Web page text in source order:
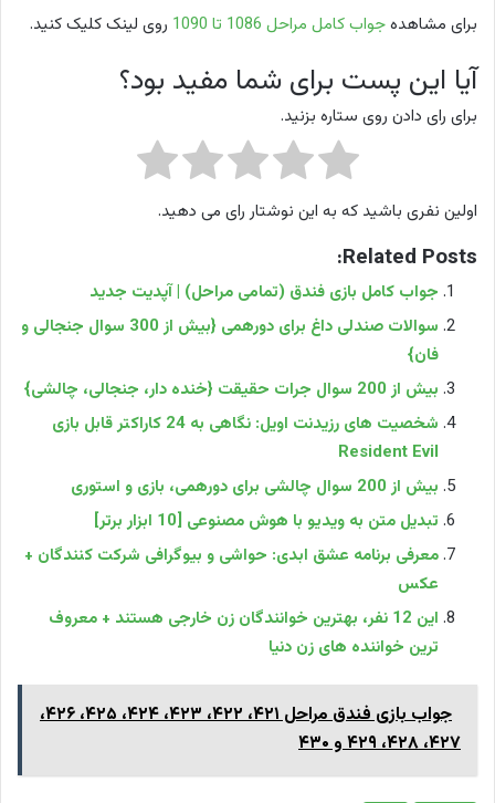
برای مشاهدهجواب کامل مراحل 1086 تا 1090 روی لینک کلیک کنید.
آیا این پست برای شما مفید بود؟
برای رای دادن روی ستاره بزنید.
اولین نفری باشید که به این نوشتار رای می دهید.
Related Posts:
جواب کامل بازی فندق (تمامی مراحل) | آپدیت جدید
سوالات صندلی داغ برای دورهمی {بیش از 300 سوال جنجالی و
فان}
بیش از 200 سوال جرات حقیقت {خنده دار، جنجالی، چالشی}
شخصیت های رزیدنت اویل: نگاهی به 24 کاراکتر قابل بازی
Resident Evil
بیش از 200 سوال چالشی برای دورهمی، بازی و استوری
تبدیل متن به ویدیو با هوش مصنوعی [10 ابزار برتر]
معرفی برنامه عشق ابدی: حواشی و بیوگرافی شرکت کنندگان +
عکس
این 12 نفر، بهترین خوانندگان زن خارجی هستند + معروف
ترین خواننده های زن دنیا
جواب بازی فندق مراحل ۴۲۱، ۴۲۲، ۴۲۳، ۴۲۴، ۴۲۵، ۴۲۶،
۴۲۷، ۴۲۸، ۴۲۹ و ۴۳۰